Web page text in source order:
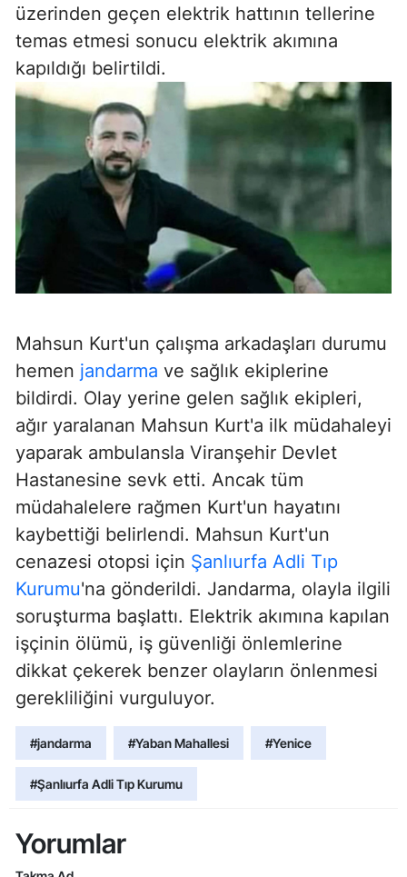
üzerinden geçen elektrik hattının tellerine
temas etmesi sonucu elektrik akımına
kapıldığı belirtildi.
Mahsun Kurt'un çalışma arkadaşları durumu
hemen jandarma ve sağlık ekiplerine
bildirdi. Olay yerine gelen sağlık ekipleri,
ağır yaralanan Mahsun Kurt'a ilk müdahaleyi
yaparak ambulansla Viranşehir Devlet
Hastanesine sevk etti. Ancak tüm
müdahalelere rağmen Kurt'un hayatını
kaybettiği belirlendi. Mahsun Kurt'un
cenazesi otopsi için Şanlıurfa Adli Tıp
Kurumu'na gönderildi. Jandarma, olayla ilgili
soruşturma başlattı. Elektrik akımına kapılan
işçinin ölümü, iş güvenliği önlemlerine
dikkat çekerek benzer olayların önlenmesi
gerekliliğini vurguluyor.
#jandarma #Yaban Mahallesi #Yenice
#Şanlıurfa Adli Tıp Kurumu
Yorumlar